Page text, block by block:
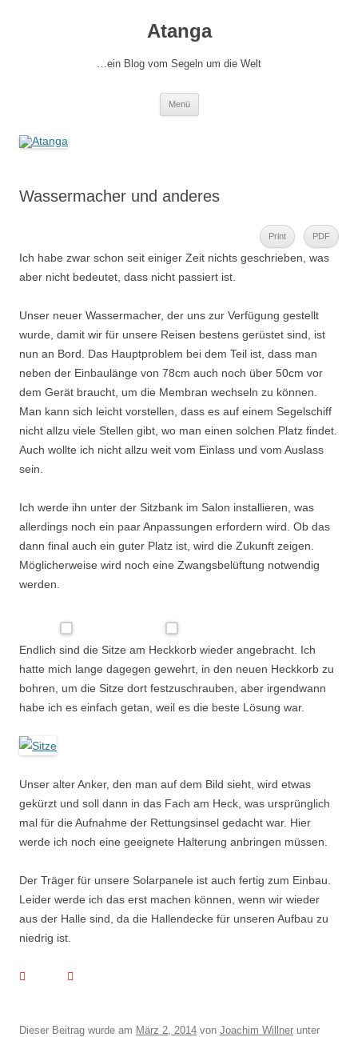
Atanga
…ein Blog vom Segeln um die Welt
Menü
Wassermacher und anderes
Print PDF
Ich habe zwar schon seit einiger Zeit nichts geschrieben, was
aber nicht bedeutet, dass nicht passiert ist.
Unser neuer Wassermacher, der uns zur Verfügung gestellt
wurde, damit wir für unsere Reisen bestens gerüstet sind, ist
nun an Bord. Das Hauptproblem bei dem Teil ist, dass man
neben der Einbaulänge von 78cm auch noch über 50cm vor
dem Gerät braucht, um die Membran wechseln zu können.
Man kann sich leicht vorstellen, dass es auf einem Segelschiff
nicht allzu viele Stellen gibt, wo man einen solchen Platz findet.
Auch wollte ich nicht allzu weit vom Einlass und vom Auslass
sein.
Ich werde ihn unter der Sitzbank im Salon installieren, was
allerdings noch ein paar Anpassungen erfordern wird. Ob das
dann final auch ein guter Platz ist, wird die Zukunft zeigen.
Möglicherweise wird noch eine Zwangsbelüftung notwendig
werden.
Endlich sind die Sitze am Heckkorb wieder angebracht. Ich
hatte mich lange dagegen gewehrt, in den neuen Heckkorb zu
bohren, um die Sitze dort festzuschrauben, aber irgendwann
habe ich es einfach getan, weil es die beste Lösung war.
Unser alter Anker, den man auf dem Bild sieht, wird etwas
gekürzt und soll dann in das Fach am Heck, was ursprünglich
mal für die Aufnahme der Rettungsinsel gedacht war. Hier
werde ich noch eine geeignete Halterung anbringen müssen.
Der Träger für unsere Solarpanele ist auch fertig zum Einbau.
Leider werde ich das erst machen können, wenn wir wieder
aus der Halle sind, da die Hallendecke für unseren Aufbau zu
niedrig ist.
Dieser Beitrag wurde am März 2, 2014 von Joachim Willner unter